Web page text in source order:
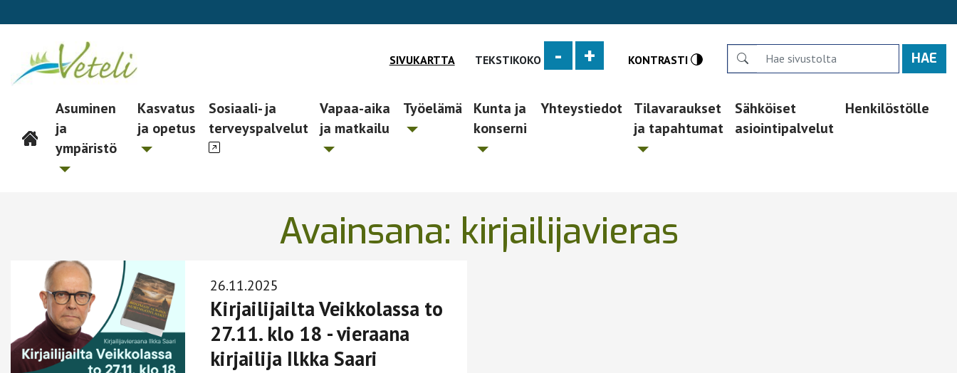
SIVUKARTTA TEKSTIKOKO - + KONTRASTI Search
Päävalikko
Asuminen
ja
ympäristö
Kasvatus
ja opetus
Sosiaali- ja
terveyspalvelut
Vapaa-aika
ja matkailu
Työelämä
Kunta ja
konserni
Yhteystiedot
Tilavaraukset
ja tapahtumat
Sähköiset
asiointipalvelut
Henkilöstölle
Avainsana: kirjailijavieras
26.11.2025
Kirjailijailta Veikkolassa to
27.11. klo 18 - vieraana
kirjailija Ilkka Saari